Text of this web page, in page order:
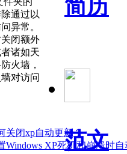
简历
范文
通过以
异常。
闭额外
诸如天
火墙，
对访问
关闭xp自动更新？
Windows XP死机和崩溃时自